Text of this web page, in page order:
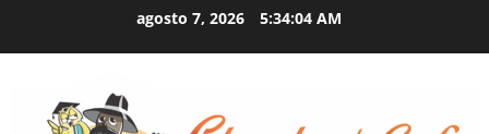
agosto 7, 2026 5:34:05 AM